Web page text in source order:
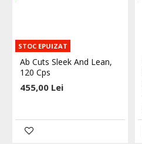
STOC EPUIZAT
Ab Cuts Sleek And Lean,
120 Cps
455,00 Lei